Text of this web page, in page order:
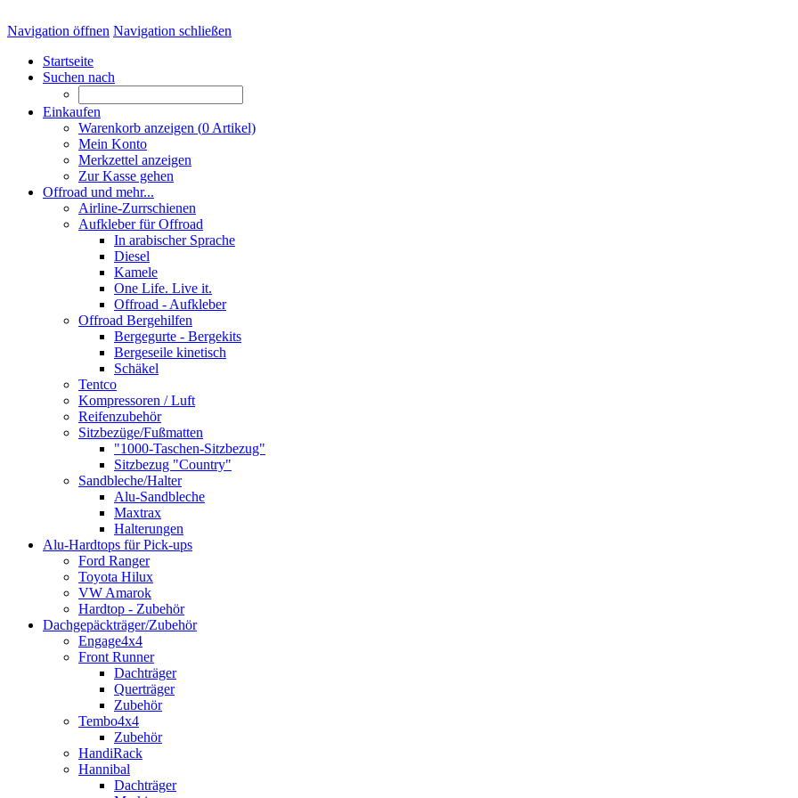
Navigation öffnen Navigation schließen
Startseite
Suchen nach
Einkaufen
Warenkorb anzeigen (0 Artikel)
Mein Konto
Merkzettel anzeigen
Zur Kasse gehen
Offroad und mehr...
Airline-Zurrschienen
Aufkleber für Offroad
In arabischer Sprache
Diesel
Kamele
One Life. Live it.
Offroad - Aufkleber
Offroad Bergehilfen
Bergegurte - Bergekits
Bergeseile kinetisch
Schäkel
Tentco
Kompressoren / Luft
Reifenzubehör
Sitzbezüge/Fußmatten
"1000-Taschen-Sitzbezug"
Sitzbezug "Country"
Sandbleche/Halter
Alu-Sandbleche
Maxtrax
Halterungen
Alu-Hardtops für Pick-ups
Ford Ranger
Toyota Hilux
VW Amarok
Hardtop - Zubehör
Dachgepäckträger/Zubehör
Engage4x4
Front Runner
Dachträger
Querträger
Zubehör
Tembo4x4
Zubehör
HandiRack
Hannibal
Dachträger